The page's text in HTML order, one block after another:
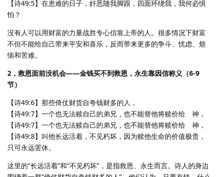
【诗49:5】在患难的日子，奸恶随我脚跟，四面环绕我，我何必惧
怕？
没有人可以用财富的力量战胜专心信靠上帝的人。很多情况下财富
不但不能给自己带来平安和喜乐，反而带来更多的争斗、忧虑、烦
恼和苦难。
2，救恩面前没机会——金钱买不到救恩，永生靠因信称义（6-9
节）
【诗49:6】那些倚仗财货自夸钱财多的人，
【诗49:7】一个也无法赎自己的弟兄，也不能替他将赎价给 神，
【诗49:7】一个也无法赎自己的弟兄，也不能替他将赎价给 神，
【诗49:8】叫他长远活着，不见朽坏，因为赎他生命的价值极贵，
只可永远罢休。
这里的“长远活着”和“不见朽坏”，是指救恩、永生而言。诗人的身边